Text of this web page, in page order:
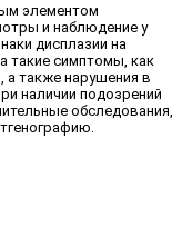
элементом
и наблюдение у
дисплазии на
такие симптомы, как
а также нарушения в
наличии подозрений
обследования,